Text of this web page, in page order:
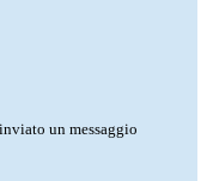
un messaggio